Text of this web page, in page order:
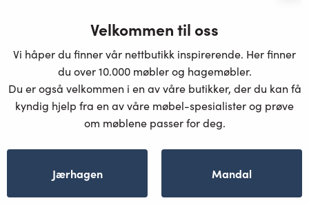
Velkommen til oss
Vi håper du finner vår nettbutikk inspirerende. Her finner
du over 10.000 møbler og hagemøbler.
Du er også velkommen i en av våre butikker, der du kan få
kyndig hjelp fra en av våre møbel-spesialister og prøve
om møblene passer for deg.
Jærhagen Mandal